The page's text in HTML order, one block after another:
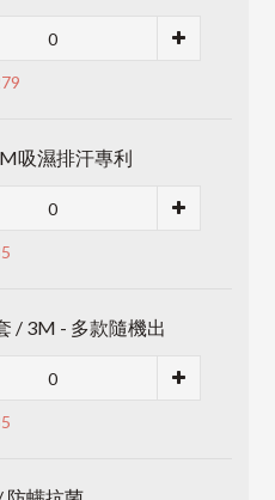
吸濕排汗專利
/ 3M - 多款隨機出